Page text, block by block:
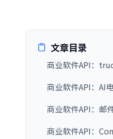
文章目录
商业软件API：
商业软件API：AI
商业软件API：邮
商业软件API：